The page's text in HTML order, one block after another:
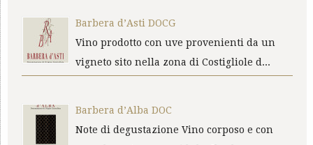
Barbera d’Asti DOCG
Vino prodotto con uve provenienti da un
vigneto sito nella zona di Costigliole d...
Barbera d’Alba DOC
Note di degustazione Vino corposo e con